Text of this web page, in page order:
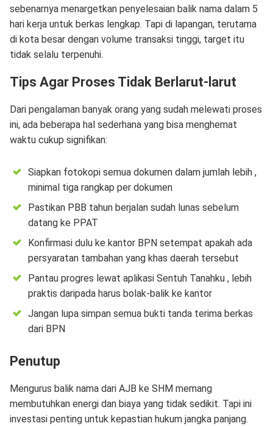
sebenarnya menargetkan penyelesaian balik nama dalam 5
hari kerja untuk berkas lengkap. Tapi di lapangan, terutama
di kota besar dengan volume transaksi tinggi, target itu
tidak selalu terpenuhi.
Tips Agar Proses Tidak Berlarut-larut
Dari pengalaman banyak orang yang sudah melewati proses
ini, ada beberapa hal sederhana yang bisa menghemat
waktu cukup signifikan:
Siapkan fotokopi semua dokumen dalam jumlah lebih ,
minimal tiga rangkap per dokumen
Pastikan PBB tahun berjalan sudah lunas sebelum
datang ke PPAT
Konfirmasi dulu ke kantor BPN setempat apakah ada
persyaratan tambahan yang khas daerah tersebut
Pantau progres lewat aplikasi Sentuh Tanahku , lebih
praktis daripada harus bolak-balik ke kantor
Jangan lupa simpan semua bukti tanda terima berkas
dari BPN
Penutup
Mengurus balik nama dari AJB ke SHM memang
membutuhkan energi dan biaya yang tidak sedikit. Tapi ini
investasi penting untuk kepastian hukum jangka panjang.